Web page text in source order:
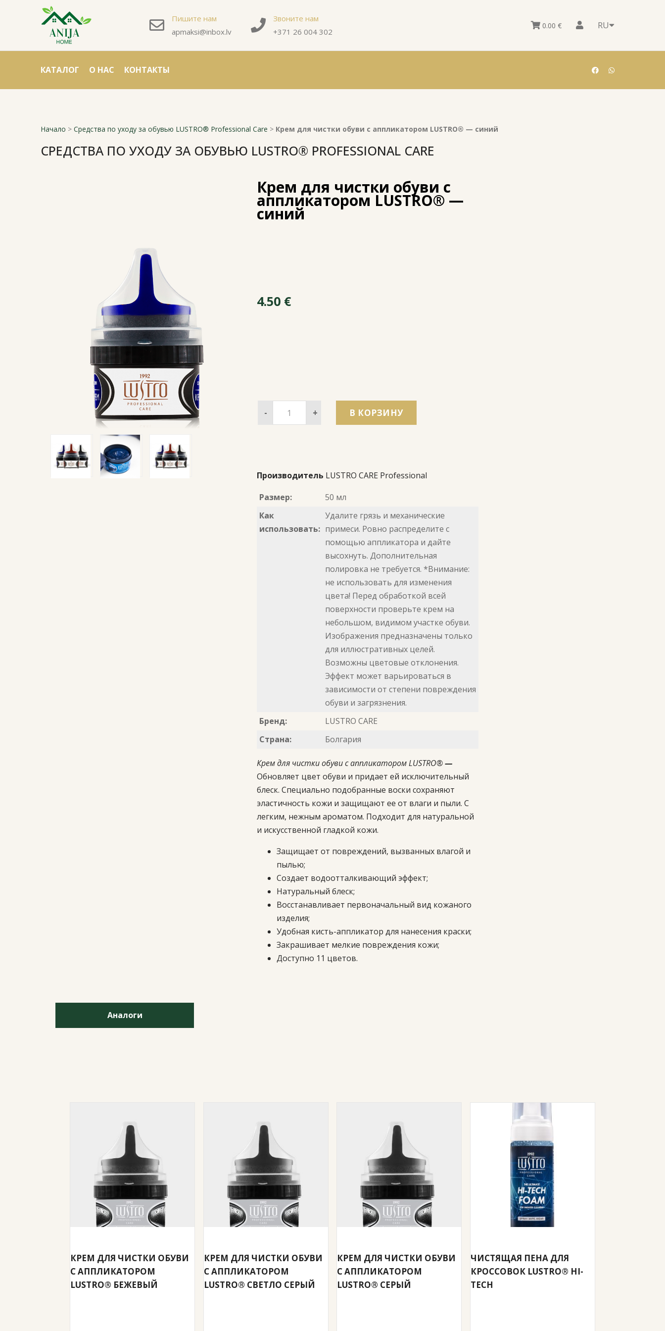
Пишите нам
apmaksi@inbox.lv
Звоните нам
+371 26 004 302
0.00 € RU
КАТАЛОГ О НАС КОНТАКТЫ
Начало > Средства по уходу за обувью LUSTRO® Professional Care > Крем для чистки обуви с аппликатором LUSTRO® — синий
СРЕДСТВА ПО УХОДУ ЗА ОБУВЬЮ LUSTRO® PROFESSIONAL CARE
Крем для чистки обуви с
аппликатором LUSTRO® —
синий
4.50 €
- + В КОРЗИНУ
Производитель LUSTRO CARE Professional
Размер:
50 мл
Как
использовать:
Удалите грязь и механические
примеси. Ровно распределите с
помощью аппликатора и дайте
высохнуть. Дополнительная
полировка не требуется. *Внимание:
не использовать для изменения
цвета! Перед обработкой всей
поверхности проверьте крем на
небольшом, видимом участке обуви.
Изображения предназначены только
для иллюстративных целей.
Возможны цветовые отклонения.
Эффект может варьироваться в
зависимости от степени повреждения
обуви и загрязнения.
Бренд:
LUSTRO CARE
Страна:
Болгария
Крем для чистки обуви с аппликатором LUSTRO®—
Обновляет цвет обуви и придает ей исключительный
блеск. Специально подобранные воски сохраняют
эластичность кожи и защищают ее от влаги и пыли. С
легким, нежным ароматом. Подходит для натуральной
и искусственной гладкой кожи.
Защищает от повреждений, вызванных влагой и
пылью;
Создает водоотталкивающий эффект;
Натуральный блеск;
Восстанавливает первоначальный вид кожаного
изделия;
Удобная кисть-аппликатор для нанесения краски;
Закрашивает мелкие повреждения кожи;
Доступно 11 цветов.
Аналоги
КРЕМ ДЛЯ ЧИСТКИ ОБУВИ
С АППЛИКАТОРОМ
LUSTRO® БЕЖЕВЫЙ
КРЕМ ДЛЯ ЧИСТКИ ОБУВИ
С АППЛИКАТОРОМ
LUSTRO® СВЕТЛО СЕРЫЙ
КРЕМ ДЛЯ ЧИСТКИ ОБУВИ
С АППЛИКАТОРОМ
LUSTRO® СЕРЫЙ
ЧИСТЯЩАЯ ПЕНА ДЛЯ
КРОССОВОК LUSTRO® HI-
TECH